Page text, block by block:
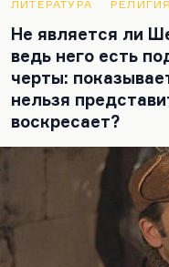
ЛИТЕРАТУРА РЕЛИГИЯ
Не является ли
ведь него есть
черты:
нельзя
воскресает?